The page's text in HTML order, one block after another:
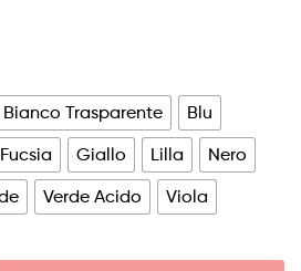
Bianco Trasparente
Blu
Fucsia Giallo Lilla
Nero
Verde Acido Viola